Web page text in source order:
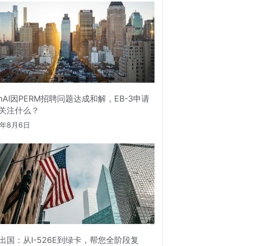
因PERM招聘问题达成和解，EB-3申请
注什么？
8月6日
国：从I-526E到绿卡，帮您全阶段复